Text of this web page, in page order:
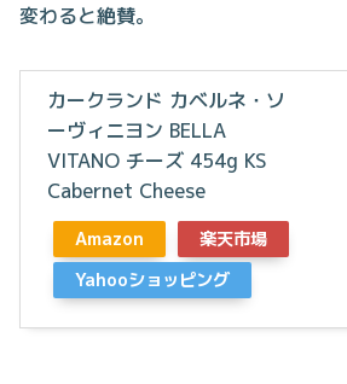
変わると絶賛。
カークランド カベルネ・ソ
ーヴィニヨン BELLA
VITANO チーズ 454g KS
Cabernet Cheese
Amazon
楽天市場
Yahooショッピング